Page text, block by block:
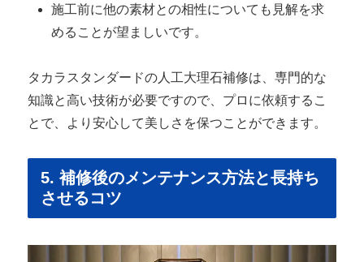
施工前に他の素材との相性についても見解を求
めることが望ましいです。
タカラスタンダードの人工大理石補修は、専門的な
知識と高い技術が必要ですので、プロに依頼するこ
とで、より安心して美しさを保つことができます。
5. 補修後のメンテナンス方法と長持ち
させるコツ